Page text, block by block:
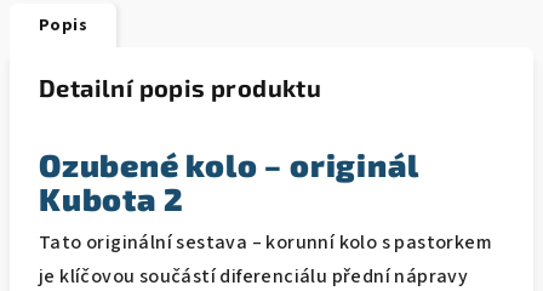
Popis
Detailní popis produktu
Ozubené kolo – originál
Kubota 2
Tato originální sestava – korunní kolo s pastorkem
je klíčovou součástí diferenciálu přední nápravy